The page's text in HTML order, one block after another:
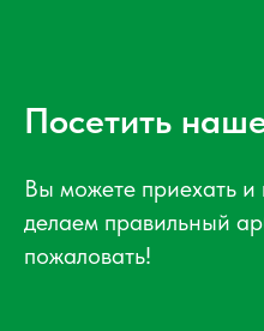
Посетить
Вы можете приехать и
делаем правильный
пожаловать!